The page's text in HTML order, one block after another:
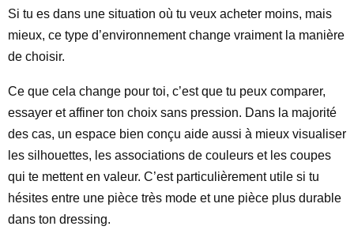
Si tu es dans une situation où tu veux acheter moins, mais
mieux, ce type d’environnement change vraiment la manière
de choisir.
Ce que cela change pour toi, c’est que tu peux comparer,
essayer et affiner ton choix sans pression. Dans la majorité
des cas, un espace bien conçu aide aussi à mieux visualiser
les silhouettes, les associations de couleurs et les coupes
qui te mettent en valeur. C’est particulièrement utile si tu
hésites entre une pièce très mode et une pièce plus durable
dans ton dressing.